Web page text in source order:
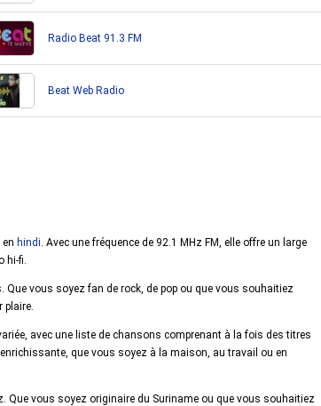
Radio Beat 91.3 FM
Beat Web Radio
hindi. Avec une fréquence de 92.1 MHz FM, elle offre un large
hi-fi.
Que vous soyez fan de rock, de pop ou que vous souhaitiez
plaire.
avec une liste de chansons comprenant à la fois des titres
que vous soyez à la maison, au travail ou en
Que vous soyez originaire du Suriname ou que vous souhaitiez